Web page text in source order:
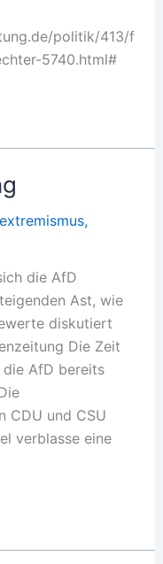
politik/413/f
5740.html#
,
die AfD
Ast, wie
diskutiert
Die Zeit
AfD bereits
CDU und CSU
verblasse eine